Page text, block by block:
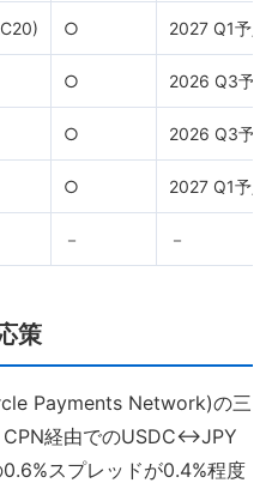
○ 2027 Q1予定
○ 2026 Q3予定
○ 2026 Q3予定
○ 2027 Q1予定
－ －
策
Payments Network)の三
CPN経由でのUSDC↔JPY
スプレッドが0.4%程度